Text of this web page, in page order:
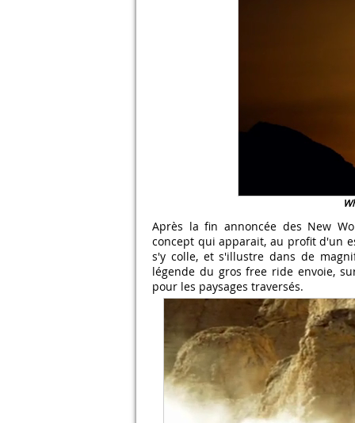
Après la fin annoncée des New
concept qui apparait, au profit d'un
s'y colle, et s'illustre dans de
légende du gros free ride envoie,
pour les paysages traversés.